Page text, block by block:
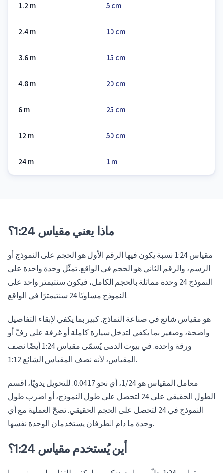
1.2 m 5 cm
2.4 m 10 cm
3.6 m 15 cm
4.8 m 20 cm
6 m 25 cm
12 m 50 cm
24 m 1 m
ماذا يعني مقياس 1:24؟
مقياس 1:24 نسبة يكون فيها الرقم الأول هو الحجم على النموذج أو
الرسم، والرقم الثاني هو الحجم في الواقع. تمثّل وحدة واحدة على
النموذج 24 وحدة مماثلة بالحجم الكامل، فيكون سنتيمتر واحد على
النموذج مساويًا 24 سنتيمترًا في الواقع.
هو مقياس شائع في صناعة النماذج. كبير بما يكفي لإبقاء التفاصيل
واضحة، وصغير بما يكفي لتدخل سيارة كاملة أو غرفة على رفّ أو
ورقة واحدة. في بيوت الدمى يُسمّى مقياس 1:24 أيضًا نصف
المقياس، لأنه نصف المقياس الشائع 1:12.
معامل المقياس هو 1/24، أي نحو 0.0417. للتحويل يدويًا، اقسم
الطول الحقيقي على 24 لتحصل على طول النموذج، أو اضرب طول
النموذج في 24 لتحصل على الحجم الحقيقي. تصحّ العملية مع أي
وحدة ما دام الطرفان يستخدمان الوحدة نفسها.
أين يُستخدم مقياس 1:24؟